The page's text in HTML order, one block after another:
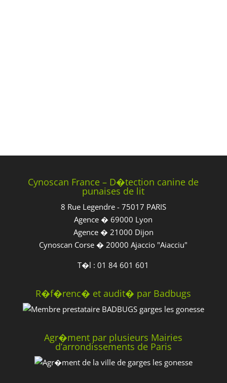
Cynoscan France – D�tection canine de
punaises de lit
8 Rue Legendre - 75017 PARIS
Agence � 69000 Lyon
Agence � 21000 Dijon
Cynoscan Corse � 20000 Ajaccio "Aiacciu"
T�l : 01 84 601 601
R�f�renc� et audit� par Badbugs
Agr�ment par plusieurs Mairies
d’arrondissements de Paris